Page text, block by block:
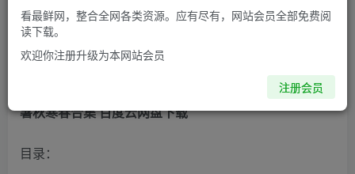
此内容为付费阅读，请付费后查看
(完结) 林森 2023高三高考化学 S班 一二轮复习全年联报
暑秋寒春合集 百度云网盘下载
目录：
看最鲜网，整合全网各类资源。应有尽有，网站会员全部免费阅
读下载。
欢迎你注册升级为本网站会员
注册会员